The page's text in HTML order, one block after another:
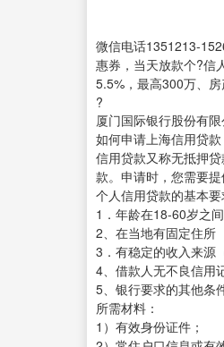
微信电话1351213-
惠券，当天放款个?信
5.5%，最高300万、
?
厦门国际银行股份有
如何申请上海信用贷
信用贷款又称无抵押
款。申请时，您需要
个人信用贷款的基本要
1．年龄在18-60岁之间
2、在当地有固定住所
3．有稳定的收入来源
4、借款人无不良信用
5、银行要求的其他条
所需材料：
1）有效身份证件；